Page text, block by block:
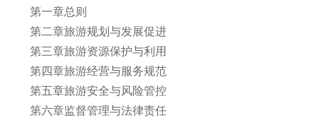
第一章总则
第二章旅游规划与发展促进
第三章旅游资源保护与利用
第四章旅游经营与服务规范
第五章旅游安全与风险管控
第六章监督管理与法律责任